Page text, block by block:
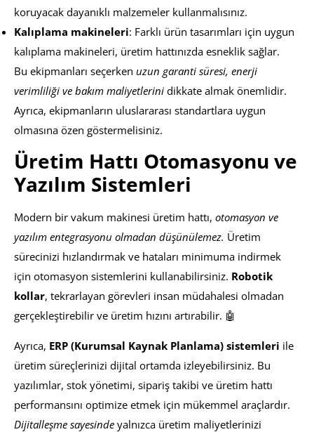
koruyacak dayanıklı malzemeler kullanmalısınız.
Kalıplama makineleri: Farklı ürün tasarımları için uygun
kalıplama makineleri, üretim hattınızda esneklik sağlar.
Bu ekipmanları seçerken uzun garanti süresi, enerji
verimliliği ve bakım maliyetlerini dikkate almak önemlidir.
Ayrıca, ekipmanların uluslararası standartlara uygun
olmasına özen göstermelisiniz.
Üretim Hattı Otomasyonu ve
Yazılım Sistemleri
Modern bir vakum makinesi üretim hattı, otomasyon ve
yazılım entegrasyonu olmadan düşünülemez. Üretim
sürecinizi hızlandırmak ve hataları minimuma indirmek
için otomasyon sistemlerini kullanabilirsiniz. Robotik
kollar, tekrarlayan görevleri insan müdahalesi olmadan
gerçekleştirebilir ve üretim hızını artırabilir. 🤖
Ayrıca, ERP (Kurumsal Kaynak Planlama) sistemleri ile
üretim süreçlerinizi dijital ortamda izleyebilirsiniz. Bu
yazılımlar, stok yönetimi, sipariş takibi ve üretim hattı
performansını optimize etmek için mükemmel araçlardır.
Dijitalleşme sayesinde yalnızca üretim maliyetlerinizi